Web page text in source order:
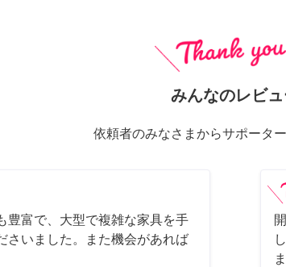
みんなのレビ
依頼者のみなさまからサポータ
豊富で、大型で複雑な家具を手
さいました。また機会があれば